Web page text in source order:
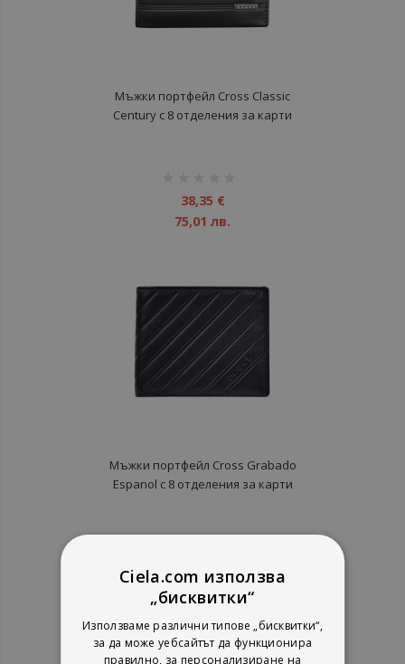
Мъжки портфейл Cross Classic
Century с 8 отделения за карти
38,35 €
75,01 лв.
Мъжки портфейл Cross Grabado
Espanol с 8 отделения за карти
38,35 €
75,01 лв.
Ciela.com използва
„бисквитки“
Използваме различни типове „бисквитки“,
за да може уебсайтът да функционира
правилно, за персонализиране на